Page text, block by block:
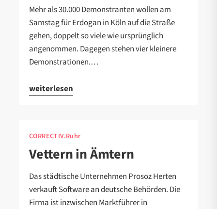
Mehr als 30.000 Demonstranten wollen am
Samstag für Erdogan in Köln auf die Straße
gehen, doppelt so viele wie ursprünglich
angenommen. Dagegen stehen vier kleinere
Demonstrationen.…
weiterlesen
CORRECTIV.Ruhr
Vettern in Ämtern
Das städtische Unternehmen Prosoz Herten
verkauft Software an deutsche Behörden. Die
Firma ist inzwischen Marktführer in